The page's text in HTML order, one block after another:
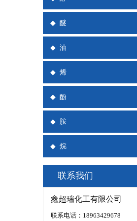
◆ 醚
◆ 油
◆ 烯
◆ 酚
◆ 胺
◆ 烷
联系我们
鑫超瑞化工有限公司
联系电话：18963429678